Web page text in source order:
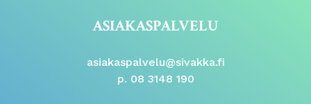
ASIAKASPALVELU
asiakaspalvelu@sivakka.fi
p. 08 3148 190